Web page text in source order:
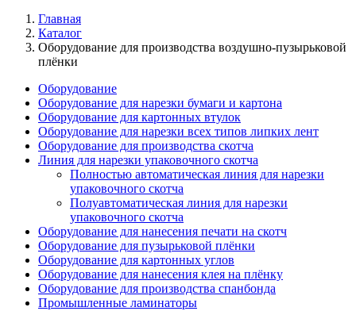
Главная
Каталог
Оборудование для производства воздушно-пузырьковой
плёнки
Оборудование
Оборудование для нарезки бумаги и картона
Оборудование для картонных втулок
Оборудование для нарезки всех типов липких лент
Оборудование для производства скотча
Линия для нарезки упаковочного скотча
Полностью автоматическая линия для нарезки
упаковочного скотча
Полуавтоматическая линия для нарезки
упаковочного скотча
Оборудование для нанесения печати на скотч
Оборудование для пузырьковой плёнки
Оборудование для картонных углов
Оборудование для нанесения клея на плёнку
Оборудование для производства спанбонда
Промышленные ламинаторы